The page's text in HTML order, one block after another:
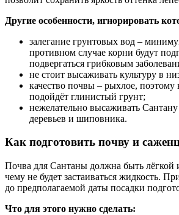
Другие особенности, игнорировать
залегание грунтовых вод –
противном случае корни будут
подвергаться грибковым
не стоит высаживать культуру в
качество почвы – рыхлое, поэтому
подойдёт глинистый грунт;
нежелательно высаживать
деревьев и шиповника.
Как подготовить почву и
Почва для Сантаны должна быть лёгкой
чему не будет застаиваться жидкость.
до предполагаемой даты посадки
Что для этого нужно сделать: